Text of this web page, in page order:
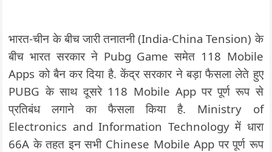
भारत-चीन के बीच जारी तनातनी (India-China Tension) के
बीच भारत सरकार ने Pubg Game समेत 118 Mobile
Apps को बैन कर दिया है. केंद्र सरकार ने बड़ा फैसला लेते हुए
PUBG के साथ दूसरे 118 Mobile App पर पूर्ण रूप से
प्रतिबंध लगाने का फैसला किया है. Ministry of
Electronics and Information Technology में धारा
66A के तहत इन सभी Chinese Mobile App पर पूर्ण रूप